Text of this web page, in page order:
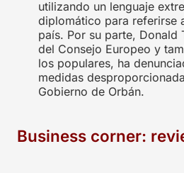
utilizando un lenguaje
diplomático para referirse
país. Por su parte, Donald
del Consejo Europeo y
los populares, ha
medidas
Gobierno de Orbán.
Business corner: